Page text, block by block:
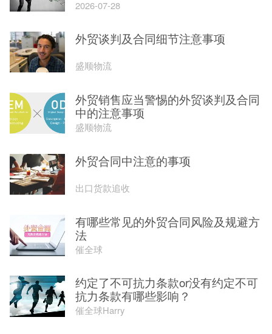
2026-07-28
外贸谈判及合同细节注意事项
盛顺物流
外贸销售应当警惕的外贸谈判及合同
中的注意事项
盛顺物流
外贸合同中注意的事项
出口货款追收
有哪些常见的外贸合同风险及规避方
法
催全球
约定了不可抗力条款or没有约定不可
抗力条款有哪些影响？
催全球Harry